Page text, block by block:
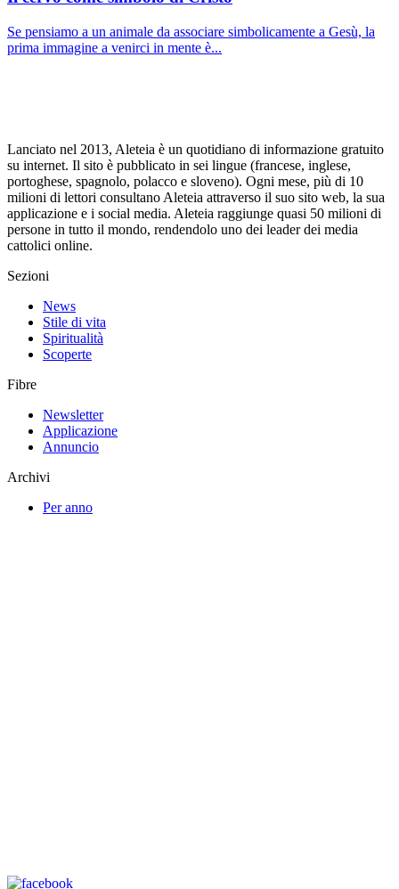
Se pensiamo a un animale da associare simbolicamente a Gesù, la
prima immagine a venirci in mente è...
Lanciato nel 2013, Aleteia è un quotidiano di informazione gratuito
su internet. Il sito è pubblicato in sei lingue (francese, inglese,
portoghese, spagnolo, polacco e sloveno). Ogni mese, più di 10
milioni di lettori consultano Aleteia attraverso il suo sito web, la sua
applicazione e i social media. Aleteia raggiunge quasi 50 milioni di
persone in tutto il mondo, rendendolo uno dei leader dei media
cattolici online.
Sezioni
News
Stile di vita
Spiritualità
Scoperte
Fibre
Newsletter
Applicazione
Annuncio
Archivi
Per anno